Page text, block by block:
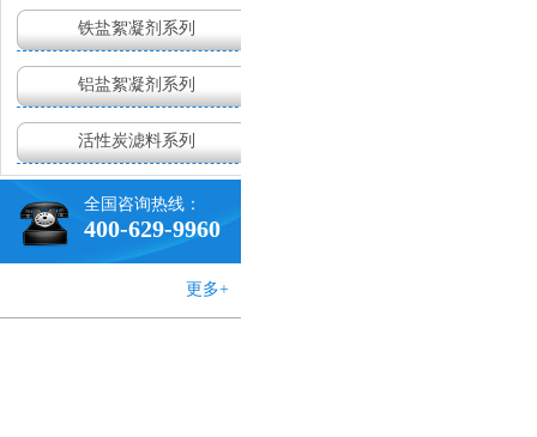
铁盐絮凝剂系列
铝盐絮凝剂系列
活性炭滤料系列
全国咨询热线：
400-629-9960
更多+